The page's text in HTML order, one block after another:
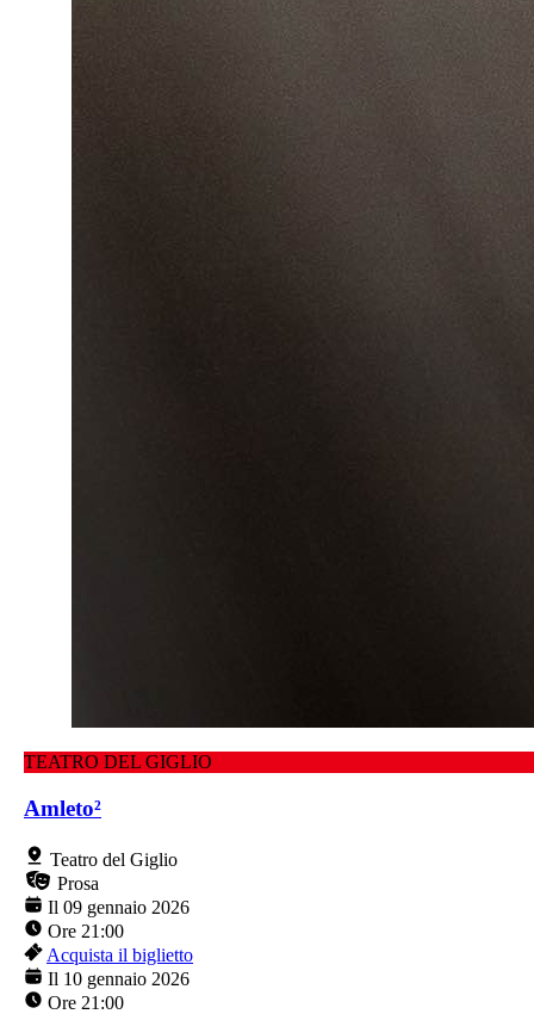
TEATRO DEL GIGLIO
Amleto²
Teatro del Giglio
Prosa
Il 09 gennaio 2026
Ore 21:00
Acquista il biglietto
Il 10 gennaio 2026
Ore 21:00